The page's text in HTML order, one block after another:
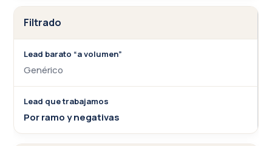
Filtrado
Genérico
Por ramo y negativas